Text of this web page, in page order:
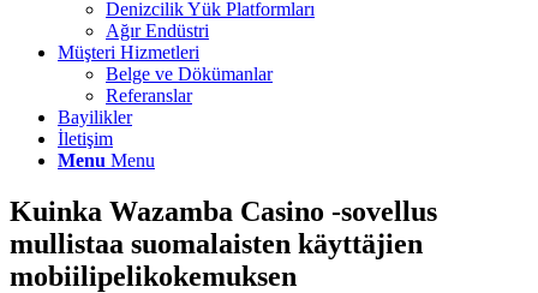
Denizcilik Yük Platformları
Ağır Endüstri
Müşteri Hizmetleri
Belge ve Dökümanlar
Referanslar
Bayilikler
İletişim
Menu Menu
Kuinka Wazamba Casino -sovellus
mullistaa suomalaisten käyttäjien
mobiilipelikokemuksen